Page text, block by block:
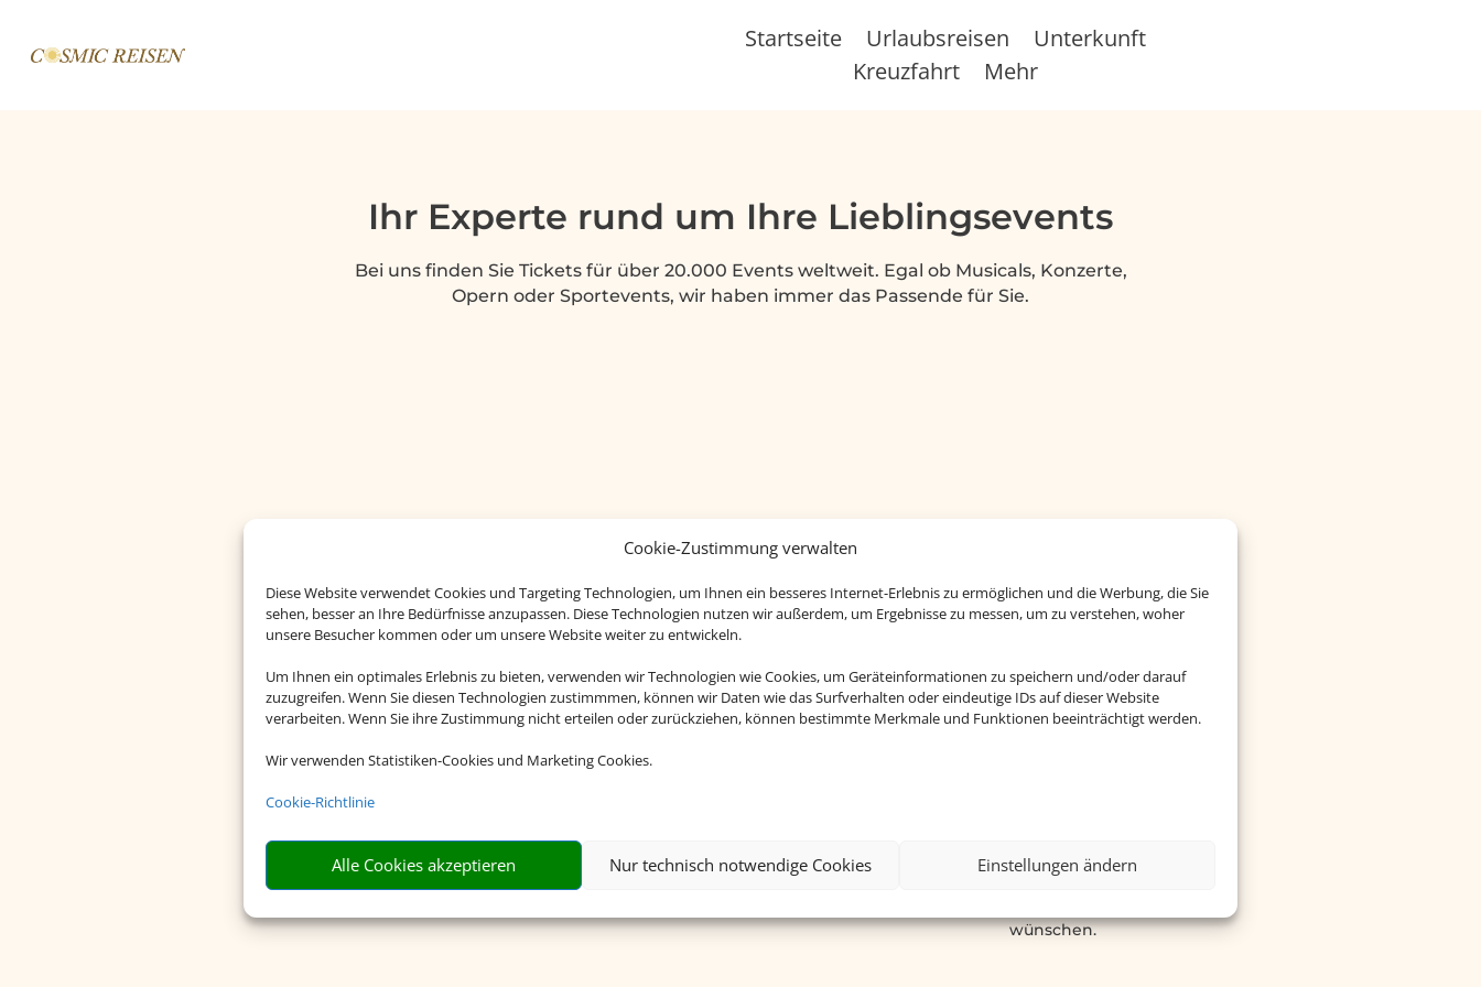
Cookie-Zustimmung verwalten
Diese Website verwendet Cookies und Targeting Technologien, um Ihnen ein besseres Internet-Erlebnis zu ermöglichen und die Werbung, die Sie
sehen, besser an Ihre Bedürfnisse anzupassen. Diese Technologien nutzen wir außerdem, um Ergebnisse zu messen, um zu verstehen, woher
unsere Besucher kommen oder um unsere Website weiter zu entwickeln.
Um Ihnen ein optimales Erlebnis zu bieten, verwenden wir Technologien wie Cookies, um Geräteinformationen zu speichern und/oder darauf
zuzugreifen. Wenn Sie diesen Technologien zustimmmen, können wir Daten wie das Surfverhalten oder eindeutige IDs auf dieser Website
verarbeiten. Wenn Sie ihre Zustimmung nicht erteilen oder zurückziehen, können bestimmte Merkmale und Funktionen beeinträchtigt werden.
Wir verwenden Statistiken-Cookies und Marketing Cookies.
Cookie-Richtlinie
Alle Cookies akzeptieren Nur technisch notwendige Cookies Einstellungen ändern
Startseite Urlaubsreisen
Unterkunft
Kreuzfahrt
Mehr
Ihr Experte rund um Ihre Lieblingsevents
Bei uns finden Sie Tickets für über 20.000 Events weltweit. Egal ob Musicals, Konzerte,
Opern oder Sportevents, wir haben immer das Passende für Sie.
Events weltweit.
Sportevents – Bei uns finden Sie
das Event, das zu Ihnen passt.
Geschenkgutscheinen
schenken Sie Ihren Liebsten das
wünschen.